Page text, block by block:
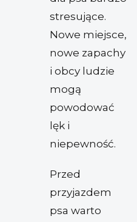
stresujące.
Nowe miejsce,
nowe zapachy
i obcy ludzie
mogą
powodować
lęk i
niepewność.
Przed
przyjazdem
psa warto